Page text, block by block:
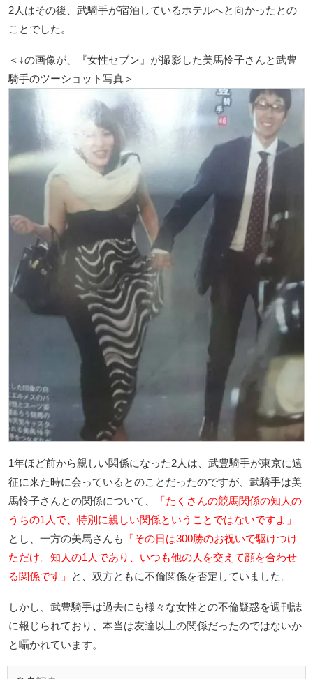
2人はその後、武騎手が宿泊しているホテルへと向かったとの
ことでした。
＜↓の画像が、『女性セブン』が撮影した美馬怜子さんと武豊
騎手のツーショット写真＞
1年ほど前から親しい関係になった2人は、武豊騎手が東京に遠
征に来た時に会っているとのことだったのですが、武騎手は美
馬怜子さんとの関係について、
「たくさんの競馬関係の知人の
うちの1人で、特別に親しい関係ということではないですよ」
とし、一方の美馬さんも
「その日は300勝のお祝いで駆けつけ
ただけ。知人の1人であり、いつも他の人を交えて顔を合わせ
る関係です」
と、双方ともに不倫関係を否定していました。
しかし、武豊騎手は過去にも様々な女性との不倫疑惑を週刊誌
に報じられており、本当は友達以上の関係だったのではないか
と囁かれています。